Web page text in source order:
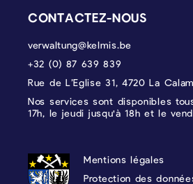
CONTACTEZ-NOUS
verwaltung@kelmis.be
+32 (0) 87 639 839
Rue de L’Eglise 31, 4720 La
Nos services sont disponibles
17h, le jeudi jusqu'à 18h et le
PROTECTION DES
Mentions légales
Protection des